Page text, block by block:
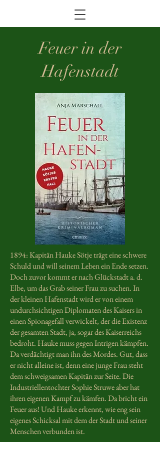
Feuer in der
Hafenstadt
1894: Kapitän Hauke Sötje trägt eine schwere
Schuld und will seinem Leben ein Ende setzen.
Doch zuvor kommt er nach Glückstadt a. d.
Elbe, um das Grab seiner Frau zu suchen. In
der kleinen Hafenstadt wird er von einem
undurchsichtigen Diplomaten des Kaisers in
einen Spionagefall verwickelt, der die Existenz
der gesamten Stadt, ja, sogar des Kaiserreichs
bedroht. Hauke muss gegen Intrigen kämpfen.
Da verdächtigt man ihn des Mordes. Gut, dass
er nicht alleine ist, denn eine junge Frau steht
dem schweigsamen Kapitän zur Seite. Die
Industriellentochter Sophie Struwe aber hat
ihren eigenen Kampf zu kämfen. Da bricht ein
Feuer aus! Und Hauke erkennt, wie eng sein
eigenes Schicksal mit dem der Stadt und seiner
Menschen verbunden ist.